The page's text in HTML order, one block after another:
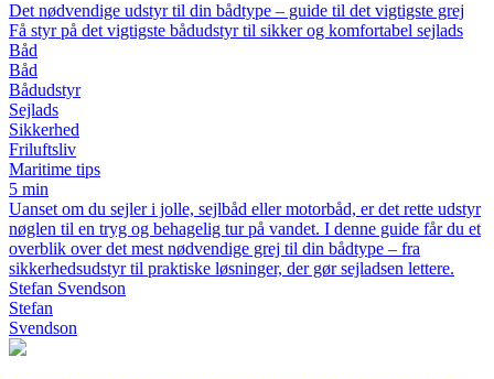
Det nødvendige udstyr til din bådtype – guide til det vigtigste grej
Få styr på det vigtigste bådudstyr til sikker og komfortabel sejlads
Båd
Båd
Bådudstyr
Sejlads
Sikkerhed
Friluftsliv
Maritime tips
5 min
Uanset om du sejler i jolle, sejlbåd eller motorbåd, er det rette udstyr
nøglen til en tryg og behagelig tur på vandet. I denne guide får du et
overblik over det mest nødvendige grej til din bådtype – fra
sikkerhedsudstyr til praktiske løsninger, der gør sejladsen lettere.
Stefan Svendson
Stefan
Svendson